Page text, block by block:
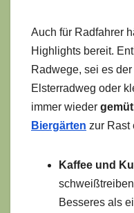
Auch für Radfahrer
Highlights bereit.
Radwege, sei es
Elsterradweg oder
immer wieder
Biergärten zur Rast
Kaffee und
Besseres als